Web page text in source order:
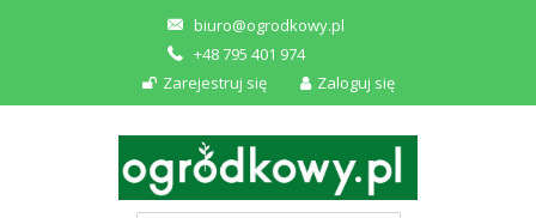
biuro@ogrodkowy.pl
+48 795 401 974
Zarejestruj się
Zaloguj się